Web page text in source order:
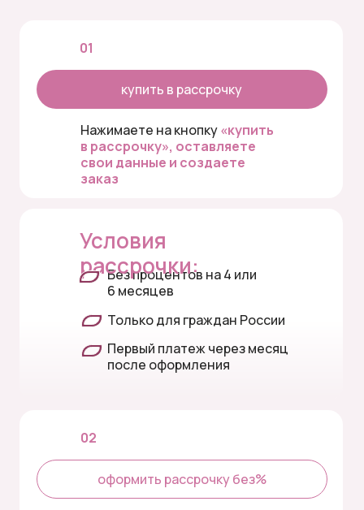
Нажимаете на кнопку«купить
в рассрочку», оставляете
свои данные и создаете
заказ
Без процентов на 4 или
6 месяцев
Только для граждан России
Первый платеж через месяц
после оформления
Условия
рассрочки:
01
02
купить в рассрочку
оформить рассрочку без%